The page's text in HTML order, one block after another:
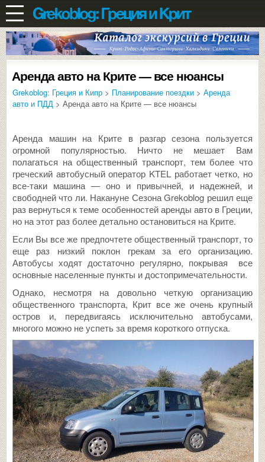
Аренда авто на Крите — все нюансы
Grekoblog: Греция и Кипр > Планирование поездки > Аренда
авто и ПДД > Аренда авто на Крите — все нюансы
Аренда машин на Крите в разгар сезона пользуется
огромной популярностью. Ничто не мешает Вам
полагаться на общественный транспорт, тем более что
греческий автобусный оператор KTEL работает четко, но
все-таки машина — оно и привычней, и надежней, и
свободней что ли. Накануне Сезона Grekoblog решил еще
раз вернуться к теме особенностей аренды авто в Греции,
но на этот раз более детально остановиться на Крите.
Если Вы все же предпочтете общественный транспорт, то
еще раз низкий поклон грекам за его организацию.
Автобусы ходят достаточно регулярно, покрывая все
основные населенные пункты и достопримечательности.
Однако, несмотря на довольно четкую организацию
общественного транспорта, Крит все же очень крупный
остров и, передвигаясь исключительно автобусами,
многого можно не успеть за время короткого отпуска.